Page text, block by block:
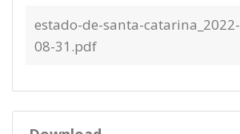
estado-de-santa-catarina_2022-
08-31.pdf